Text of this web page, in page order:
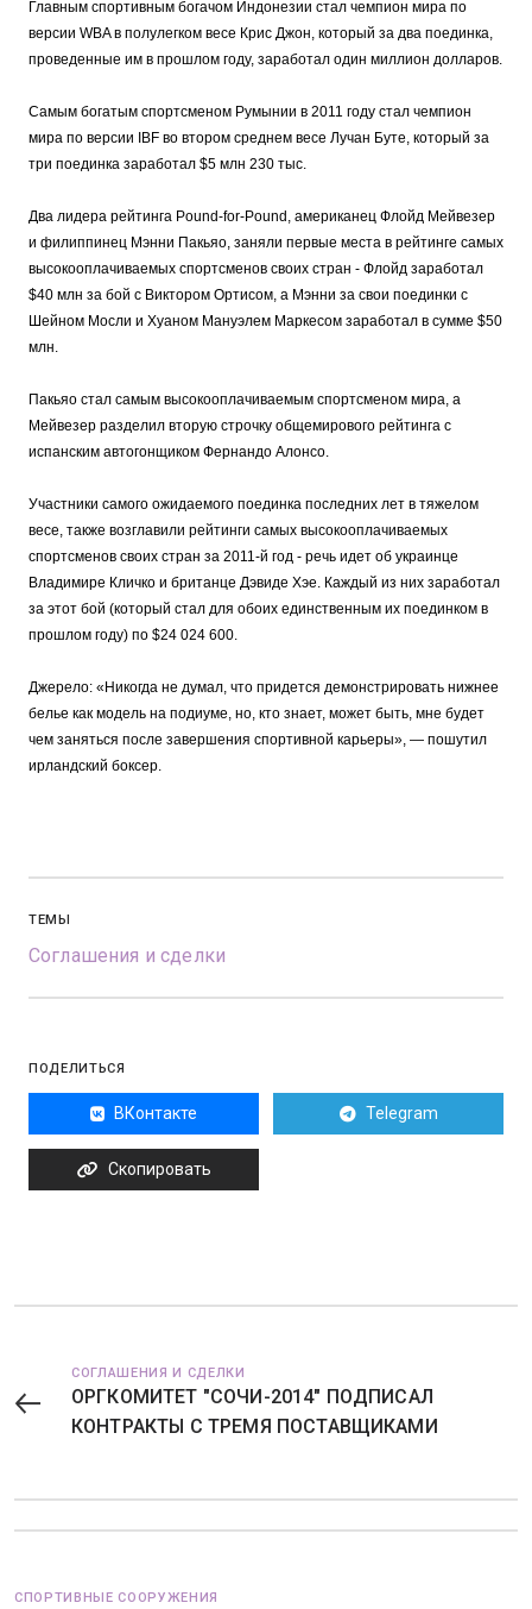
Главным спортивным богачом Индонезии стал чемпион мира по
версии WBA в полулегком весе Крис Джон, который за два поединка,
проведенные им в прошлом году, заработал один миллион долларов.
Самым богатым спортсменом Румынии в 2011 году стал чемпион
мира по версии IBF во втором среднем весе Лучан Буте, который за
три поединка заработал $5 млн 230 тыс.
Два лидера рейтинга Pound-for-Pound, американец Флойд Мейвезер
и филиппинец Мэнни Пакьяо, заняли первые места в рейтинге самых
высокооплачиваемых спортсменов своих стран - Флойд заработал
$40 млн за бой с Виктором Ортисом, а Мэнни за свои поединки с
Шейном Мосли и Хуаном Мануэлем Маркесом заработал в сумме $50
млн.
Пакьяо стал самым высокооплачиваемым спортсменом мира, а
Мейвезер разделил вторую строчку общемирового рейтинга с
испанским автогонщиком Фернандо Алонсо.
Участники самого ожидаемого поединка последних лет в тяжелом
весе, также возглавили рейтинги самых высокооплачиваемых
спортсменов своих стран за 2011-й год - речь идет об украинце
Владимире Кличко и британце Дэвиде Хэе. Каждый из них заработал
за этот бой (который стал для обоих единственным их поединком в
прошлом году) по $24 024 600.
Джерело: «Никогда не думал, что придется демонстрировать нижнее
белье как модель на подиуме, но, кто знает, может быть, мне будет
чем заняться после завершения спортивной карьеры», — пошутил
ирландский боксер.
ТЕМЫ
Соглашения и сделки
ПОДЕЛИТЬСЯ
ВКонтакте Telegram
Скопировать
СОГЛАШЕНИЯ И СДЕЛКИ
ОРГКОМИТЕТ "СОЧИ-2014" ПОДПИСАЛ
КОНТРАКТЫ С ТРЕМЯ ПОСТАВЩИКАМИ
СПОРТИВНЫЕ СООРУЖЕНИЯ